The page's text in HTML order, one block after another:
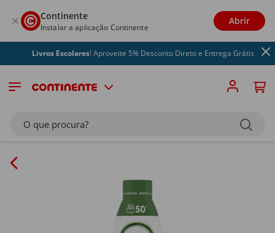
Continente
Instalar a aplicação Continente
Abrir
Livros Escolares! Aproveite 5% Desconto Direto e Entrega Grátis
O que procura?